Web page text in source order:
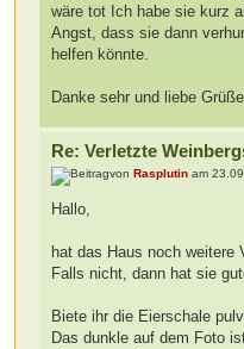
wäre tot Ich habe sie kurz
Angst, dass sie dann
helfen könnte.
Danke sehr und liebe
Re: Verletzte
vonRasplutin am
Hallo,
hat das Haus noch weitere
Falls nicht, dann hat sie
Biete ihr die Eierschale
Das dunkle auf dem Foto